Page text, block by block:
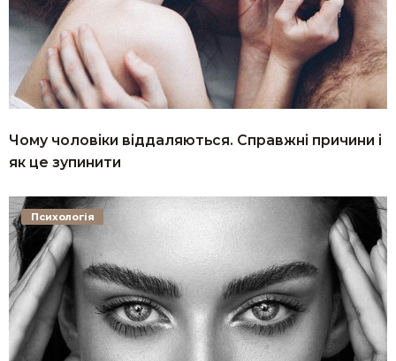
Чому чоловіки віддаляються. Справжні причини і
як це зупинити
Психологія